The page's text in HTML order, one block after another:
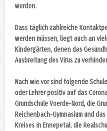
werden.
Dass täglich zahlreiche
werden müssen, liegt auch an
Kindergärten, denen das
Ausbreitung des Virus zu
Nach wie vor sind folgende
oder Lehrer positiv auf das
Grundschule Voerde-Nord, die
Reichenbach-Gymnasium und
Kreises in Ennepetal, die